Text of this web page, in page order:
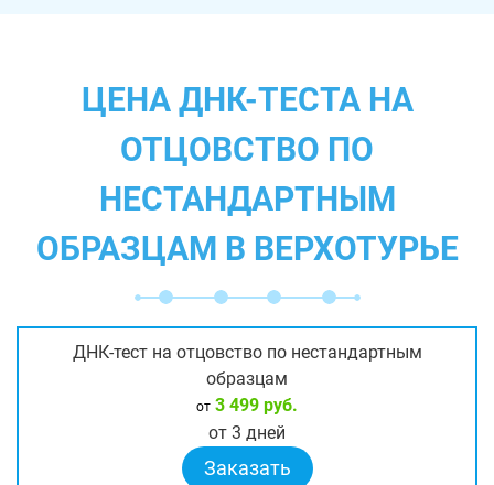
ЦЕНА ДНК-ТЕСТА НА
ОТЦОВСТВО ПО
НЕСТАНДАРТНЫМ
ОБРАЗЦАМ В ВЕРХОТУРЬЕ
ДНК-тест на отцовство по нестандартным
образцам
от 3 499 руб.
от 3 дней
Заказать